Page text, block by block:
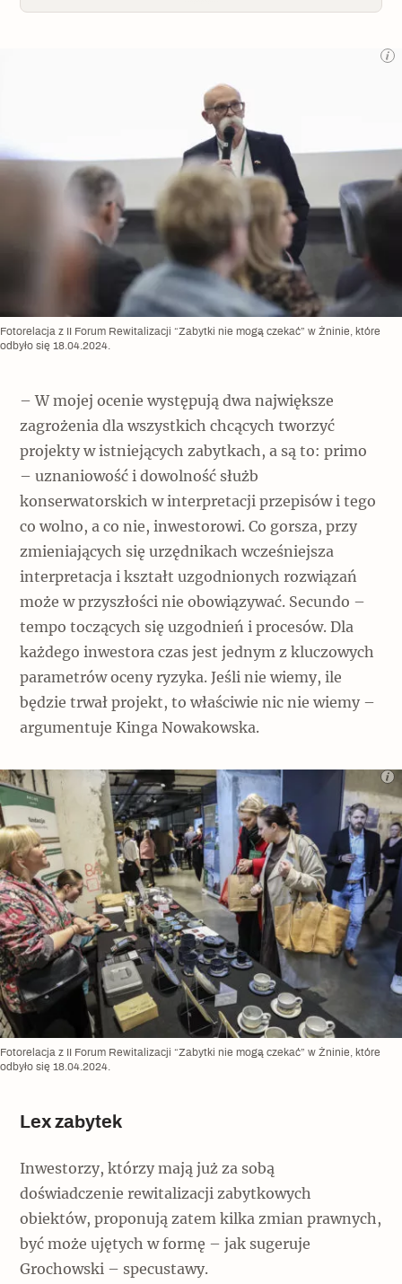
Fotorelacja z II Forum Rewitalizacji “Zabytki nie mogą czekać” w Żninie, które
odbyło się 18.04.2024.
– W mojej ocenie występują dwa największe
zagrożenia dla wszystkich chcących tworzyć
projekty w istniejących zabytkach, a są to: primo
– uznaniowość i dowolność służb
konserwatorskich w interpretacji przepisów i tego
co wolno, a co nie, inwestorowi. Co gorsza, przy
zmieniających się urzędnikach wcześniejsza
interpretacja i kształt uzgodnionych rozwiązań
może w przyszłości nie obowiązywać. Secundo –
tempo toczących się uzgodnień i procesów. Dla
każdego inwestora czas jest jednym z kluczowych
parametrów oceny ryzyka. Jeśli nie wiemy, ile
będzie trwał projekt, to właściwie nic nie wiemy –
argumentuje Kinga Nowakowska.
Fotorelacja z II Forum Rewitalizacji “Zabytki nie mogą czekać” w Żninie, które
odbyło się 18.04.2024.
Lex zabytek
Inwestorzy, którzy mają już za sobą
doświadczenie rewitalizacji zabytkowych
obiektów, proponują zatem kilka zmian prawnych,
być może ujętych w formę – jak sugeruje
Grochowski – specustawy.